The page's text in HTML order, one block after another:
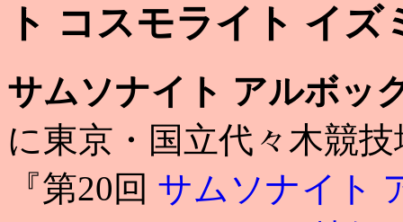
ト コスモライト イズ
サムソナイト アルボッ
に東京・国立代々木競
『第20回 サムソナイト